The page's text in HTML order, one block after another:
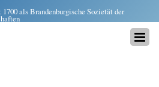
1700 als Brandenburgische Sozietät der